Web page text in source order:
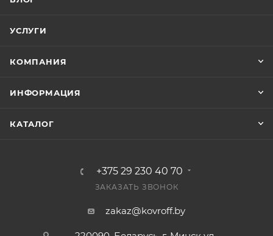
УСЛУГИ
КОМПАНИЯ
ИНФОРМАЦИЯ
КАТАЛОГ
+375 29 230 40 70
ЗАКАЗАТЬ ЗВОНОК
zakaz@kovroff.by